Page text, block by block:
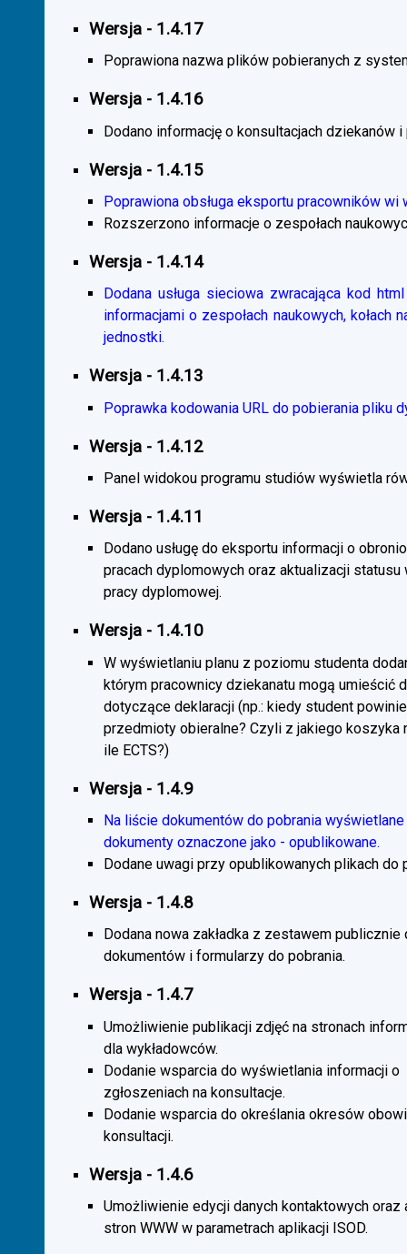
Wersja - 1.4.17
Poprawiona nazwa plików pobieranych z
Wersja - 1.4.16
Dodano informację o konsultacjach dziekanów
Wersja - 1.4.15
Poprawiona obsługa eksportu pracowników wi
Rozszerzono informacje o zespołach
Wersja - 1.4.14
Dodana usługa sieciowa zwracająca kod
informacjami o zespołach naukowych,
jednostki.
Wersja - 1.4.13
Poprawka kodowania URL do pobierania pliku
Wersja - 1.4.12
Panel widokou programu studiów wyświetla
Wersja - 1.4.11
Dodano usługę do eksportu informacji o
pracach dyplomowych oraz aktualizacji
pracy dyplomowej.
Wersja - 1.4.10
W wyświetlaniu planu z poziomu studenta
którym pracownicy dziekanatu mogą umieścić
dotyczące deklaracji (np.: kiedy student
przedmioty obieralne? Czyli z jakiego koszyka
ile ECTS?)
Wersja - 1.4.9
Na liście dokumentów do pobrania
dokumenty oznaczone jako - opublikowane.
Dodane uwagi przy opublikowanych plikach do
Wersja - 1.4.8
Dodana nowa zakładka z zestawem publicznie
dokumentów i formularzy do pobrania.
Wersja - 1.4.7
Umożliwienie publikacji zdjęć na stronach
dla wykładowców.
Dodanie wsparcia do wyświetlania informacji o
zgłoszeniach na konsultacje.
Dodanie wsparcia do określania okresów
konsultacji.
Wersja - 1.4.6
Umożliwienie edycji danych kontaktowych oraz
stron WWW w parametrach aplikacji ISOD.